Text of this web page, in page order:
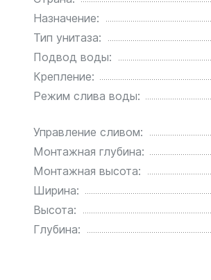
Назначение:
Тип унитаза:
Подвод воды:
Крепление:
Режим слива воды:
Управление сливом:
Монтажная глубина:
Монтажная высота:
Ширина:
Высота:
Глубина: